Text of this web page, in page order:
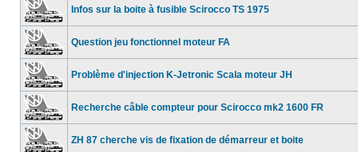
Infos sur la boite à fusible Scirocco TS 1975
Question jeu fonctionnel moteur FA
Problème d'injection K-Jetronic Scala moteur JH
Recherche câble compteur pour Scirocco mk2 1600 FR
ZH 87 cherche vis de fixation de démarreur et boite